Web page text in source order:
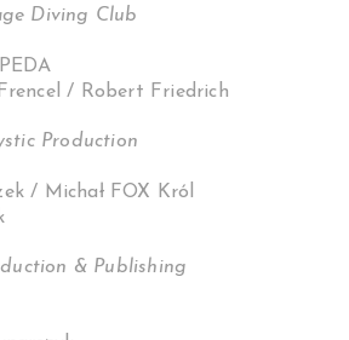
Diving Club
Frencel / Robert Friedrich
Production
/ Michał FOX Król
& Publishing